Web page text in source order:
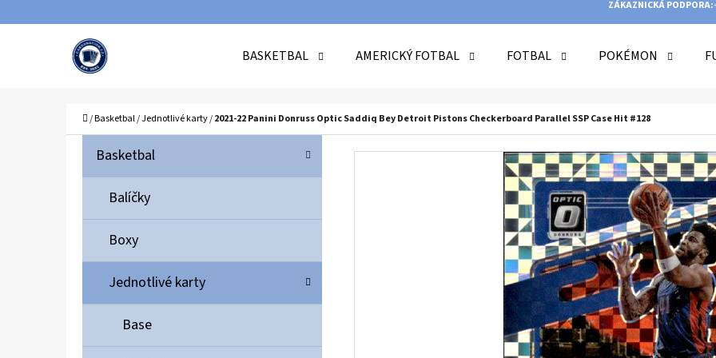
ZÁKAZNICKÁ PODPORA:
BASKETBAL AMERICKÝ FOTBAL FOTBAL POKÉMON
Domů
/Basketbal/Jednotlivé karty/2021-22 Panini Donruss Optic Saddiq Bey Detroit Pistons Checkerboard Parallel SSP Case Hit #128
Přeskočit
kategorie
K
T
G
R
E
Basketbal
Balíčky
Boxy
Jednotlivé karty
Base
Zpět
Zpět
HLEDAT
DOPORUČUJEME